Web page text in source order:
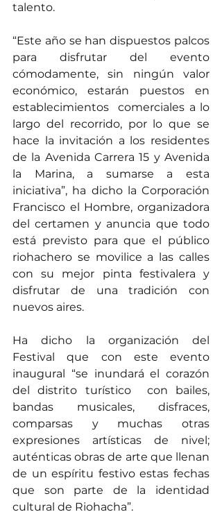
talento.
“Este año se han dispuestos palcos
para disfrutar del evento
cómodamente, sin ningún valor
económico, estarán puestos en
establecimientos  comerciales a lo
largo del recorrido, por lo que se
hace la invitación a los residentes
de la Avenida Carrera 15 y Avenida
la Marina, a sumarse a esta
iniciativa”, ha dicho la Corporación
Francisco el Hombre, organizadora
del certamen y anuncia que todo
está previsto para que el público
riohachero se movilice a las calles
con su mejor pinta festivalera y
disfrutar de una tradición con
nuevos aires.
Ha dicho la organización del
Festival que con este evento
inaugural “se inundará el corazón
del distrito turístico  con bailes,
bandas musicales, disfraces,
comparsas y muchas otras
expresiones artísticas de nivel;
auténticas obras de arte que llenan
de un espíritu festivo estas fechas
que son parte de la identidad
cultural de Riohacha”.